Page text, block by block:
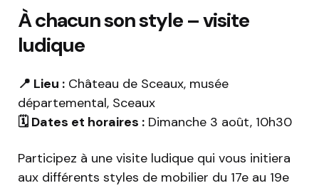
À chacun son style – visite
ludique
📍 Lieu : Château de Sceaux, musée
départemental, Sceaux
🗓️ Dates et horaires : Dimanche 3 août, 10h30
Participez à une visite ludique qui vous initiera
aux différents styles de mobilier du 17e au 19e